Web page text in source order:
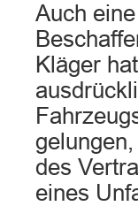
Auch
Kläger
des
eines